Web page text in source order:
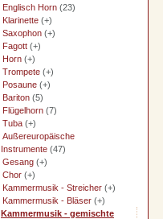
Englisch Horn (23)
Klarinette (+)
Saxophon (+)
Fagott (+)
Horn (+)
Trompete (+)
Posaune (+)
Bariton (5)
Flügelhorn (7)
Tuba (+)
Außereuropäische
Instrumente (47)
Gesang (+)
Chor (+)
Kammermusik - Streicher (+)
Kammermusik - Bläser (+)
Kammermusik - gemischte